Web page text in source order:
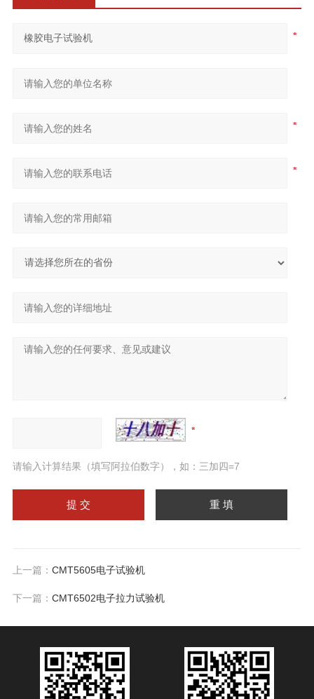
请输入计算结果（填写阿拉伯数字），如：三加四=7
上一篇： CMT5605电子试验机
下一篇： CMT6502电子拉力试验机